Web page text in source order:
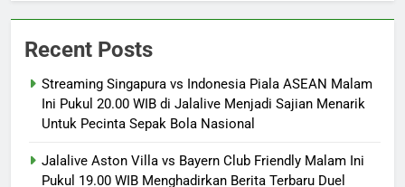
Recent Posts
Streaming Singapura vs Indonesia Piala ASEAN Malam
Ini Pukul 20.00 WIB di Jalalive Menjadi Sajian Menarik
Untuk Pecinta Sepak Bola Nasional
Jalalive Aston Villa vs Bayern Club Friendly Malam Ini
Pukul 19.00 WIB Menghadirkan Berita Terbaru Duel